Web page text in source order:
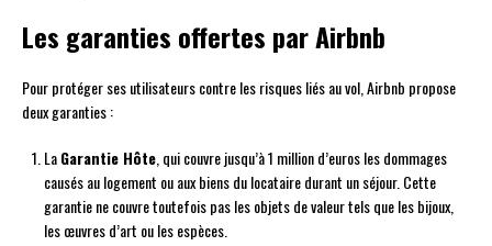
Les garanties offertes par Airbnb
Pour protéger ses utilisateurs contre les risques liés au vol, Airbnb propose
deux garanties :
LaGarantie Hôte , qui couvre jusqu’à 1 million d’euros les dommages
causés au logement ou aux biens du locataire durant un séjour. Cette
garantie ne couvre toutefois pas les objets de valeur tels que les bijoux,
les œuvres d’art ou les espèces.